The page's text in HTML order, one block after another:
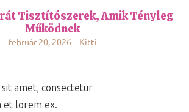
Tisztítószerek, Amik Tényleg
Működnek
február 20, 2026 Kitti
amet, consectetur
et lorem ex.